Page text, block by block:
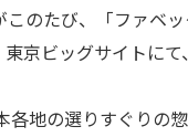
のたび、「ファベ
京ビッグサイトに
各地の選りすぐり